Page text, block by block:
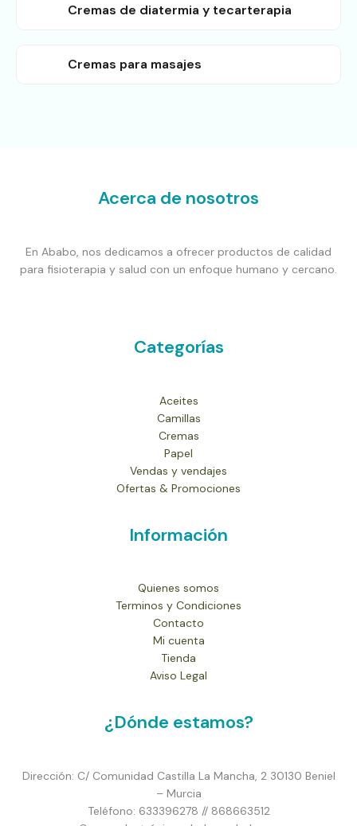
Cremas de diatermia y tecarterapia
Cremas para masajes
Acerca de nosotros
En Ababo, nos dedicamos a ofrecer productos de calidad
para fisioterapia y salud con un enfoque humano y cercano.
Categorías
Aceites
Camillas
Cremas
Papel
Vendas y vendajes
Ofertas & Promociones
Información
Quienes somos
Terminos y Condiciones
Contacto
Mi cuenta
Tienda
Aviso Legal
¿Dónde estamos?
Dirección: C/ Comunidad Castilla La Mancha, 2 30130 Beniel
– Murcia
Teléfono: 633396278 // 868663512